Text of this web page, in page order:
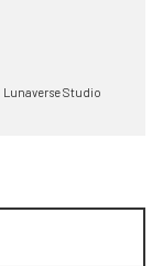
Lunaverse Studio